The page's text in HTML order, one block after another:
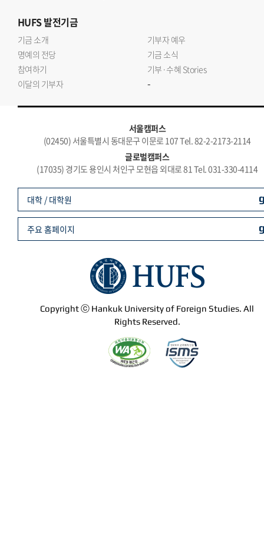
HUFS발전기금
기금 소개
기부자 예우
명예의 전당
기금 소식
참여하기
기부·수혜 Stories
이달의 기부자
-
서울캠퍼스
(02450) 서울특별시 동대문구 이문로 107 Tel. 82-2-2173-2114
글로벌캠퍼스
(17035) 경기도 용인시 처인구 모현읍 외대로 81 Tel. 031-330-4114
Copyright ⓒ Hankuk University of Foreign Studies. All
Rights Reserved.
대학 / 대학원
주요 홈페이지